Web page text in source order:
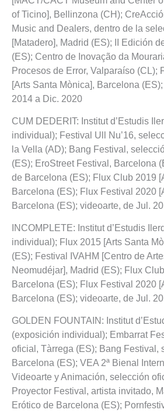
of Ticino], Bellinzona (CH);
Music and Dealers, dentro de la
[Matadero], Madrid (ES); II Edición
(ES); Centro de Inovação da
Procesos de Error, Valparaíso (CL);
[Arts Santa Mònica], Barcelona
2014 a Dic. 2020
CUM DEDERIT: Institut d’Estudis
individual); Festival Ull Nu’16,
la Vella (AD); Bang Festival,
(ES); EroStreet Festival, Barcelona
de Barcelona (ES); Flux Club 2019
Barcelona (ES); Flux Festival 2020
Barcelona (ES); videoarte, de Jul.
INCOMPLETE: Institut d’Estudis
individual); Flux 2015 [Arts Santa
(ES); Festival IVAHM [Centro de
Neomudéjar], Madrid (ES); Flux
Barcelona (ES); Flux Festival 2020
Barcelona (ES); videoarte, de Jul.
GOLDEN FOUNTAIN: Institut
(exposición individual); Embarrat
oficial, Tàrrega (ES); Bang Festival,
Barcelona (ES); VEA 2ª Bienal
Videoarte y Animación, selección
Proyector Festival, artista invitado,
Erótico de Barcelona (ES);